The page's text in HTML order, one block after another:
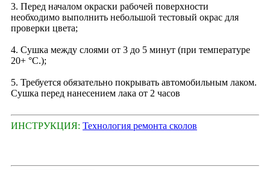
3. Перед началом окраски рабочей поверхности
необходимо выполнить небольшой тестовый окрас для
проверки цвета;
4. Сушка между слоями от 3 до 5 минут (при температуре
20+ °С.);
5. Требуется обязательно покрывать автомобильным лаком.
Сушка перед нанесением лака от 2 часов
ИНСТРУКЦИЯ: Технология ремонта сколов